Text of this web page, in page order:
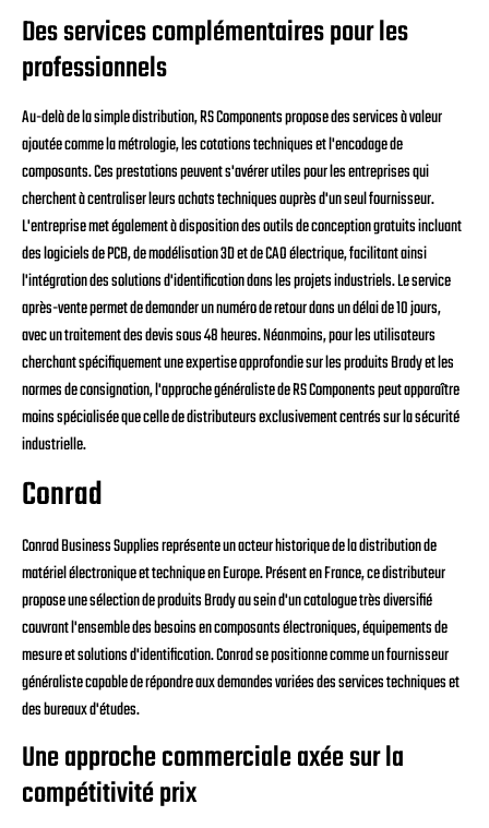
Des services complémentaires pour les
professionnels
Au-delà de la simple distribution, RS Components propose des services à valeur
ajoutée comme la métrologie, les cotations techniques et l'encodage de
composants. Ces prestations peuvent s'avérer utiles pour les entreprises qui
cherchent à centraliser leurs achats techniques auprès d'un seul fournisseur.
L'entreprise met également à disposition des outils de conception gratuits incluant
des logiciels de PCB, de modélisation 3D et de CAO électrique, facilitant ainsi
l'intégration des solutions d'identification dans les projets industriels. Le service
après-vente permet de demander un numéro de retour dans un délai de 10 jours,
avec un traitement des devis sous 48 heures. Néanmoins, pour les utilisateurs
cherchant spécifiquement une expertise approfondie sur les produits Brady et les
normes de consignation, l'approche généraliste de RS Components peut apparaître
moins spécialisée que celle de distributeurs exclusivement centrés sur la sécurité
industrielle.
Conrad
Conrad Business Supplies représente un acteur historique de la distribution de
matériel électronique et technique en Europe. Présent en France, ce distributeur
propose une sélection de produits Brady au sein d'un catalogue très diversifié
couvrant l'ensemble des besoins en composants électroniques, équipements de
mesure et solutions d'identification. Conrad se positionne comme un fournisseur
généraliste capable de répondre aux demandes variées des services techniques et
des bureaux d'études.
Une approche commerciale axée sur la
compétitivité prix